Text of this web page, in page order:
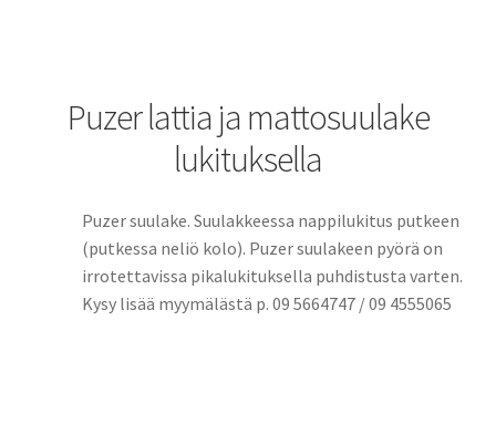
Puzer lattia ja mattosuulake
lukituksella
Puzer suulake. Suulakkeessa nappilukitus putkeen
(putkessa neliö kolo). Puzer suulakeen pyörä on
irrotettavissa pikalukituksella puhdistusta varten.
Kysy lisää myymälästä p. 09 5664747 / 09 4555065